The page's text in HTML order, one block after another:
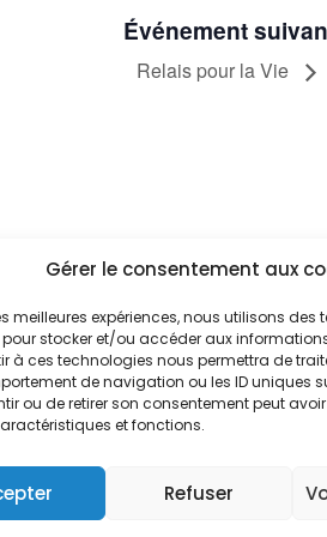
Gérer le consentement aux
meilleures expériences, nous utilisons
stocker et/ou accéder aux
à ces technologies nous permettra de
de navigation ou les ID uniques
ou de retirer son consentement peut
et fonctions.
Refuser
Événement
Relais pour la Vie
informés
vous aux alertes
m'abonne